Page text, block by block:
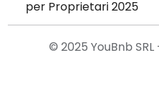
per Proprietari 2025
© 2025 YouBnb